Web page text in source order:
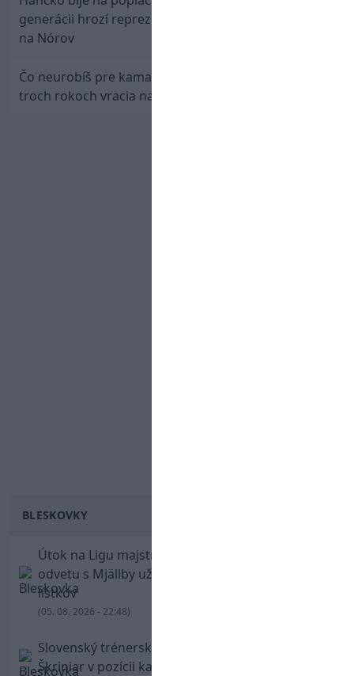
generácii hrozí reprezentačné prázdno. Pozrime sa
na Nórov
Čo neurobíš pre kamaráta! Marián Hossa sa po
troch rokoch vracia na ľad
BLESKOVKY
Útok na Ligu majstrov láka! Slovan hlási na
odvetu s Mjällby už viac ako 13-tisíc predaných
lístkov
(05. 08. 2026 - 22:48)
Slovenský trénerský súboj pre Borbélyho,
Škriniar v pozícii kapitána potiahol Fenerbahce